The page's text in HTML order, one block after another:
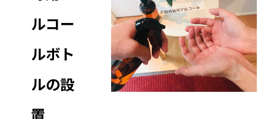
ルコー
ルボト
ルの設
置